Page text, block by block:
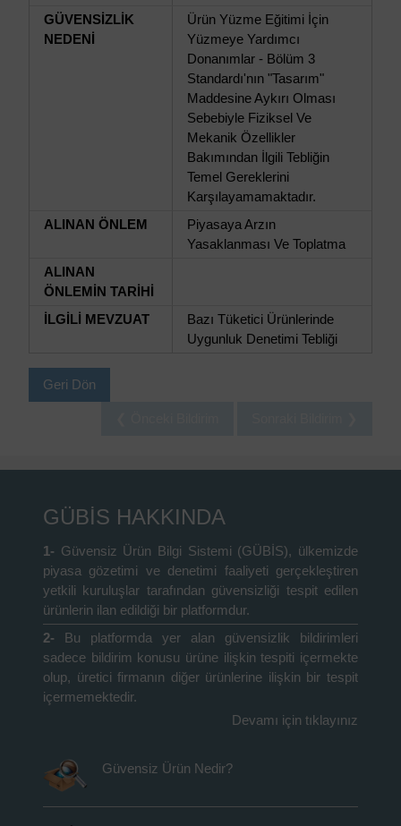
GÜVENSİZLİK
NEDENİ
Ürün Yüzme Eğitimi İçin
Yüzmeye Yardımcı
Donanımlar - Bölüm 3
Standardı'nın "Tasarım"
Maddesine Aykırı Olması
Sebebiyle Fiziksel Ve
Mekanik Özellikler
Bakımından İlgili Tebliğin
Temel Gereklerini
Karşılayamamaktadır.
ALINAN ÖNLEM
Piyasaya Arzın
Yasaklanması Ve Toplatma
ALINAN
ÖNLEMİN TARİHİ
İLGİLİ MEVZUAT
Bazı Tüketici Ürünlerinde
Uygunluk Denetimi Tebliği
Geri Dön
GÜBİS HAKKINDA
1- Güvensiz Ürün Bilgi Sistemi (GÜBİS), ülkemizde
piyasa gözetimi ve denetimi faaliyeti gerçekleştiren
yetkili kuruluşlar tarafından güvensizliği tespit edilen
ürünlerin ilan edildiği bir platformdur.
2-
Bu platformda yer alan güvensizlik bildirimleri
sadece bildirim konusu ürüne ilişkin tespiti içermekte
olup, üretici firmanın diğer ürünlerine ilişkin bir tespit
içermemektedir.
Devamı için tıklayınız
Güvensiz Ürün Nedir?